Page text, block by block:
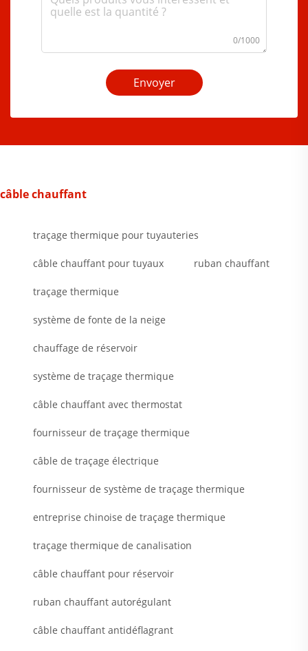
0/1000
Envoyer
câble chauffant
traçage thermique pour tuyauteries
câble chauffant pour tuyaux ruban chauffant
traçage thermique
système de fonte de la neige
chauffage de réservoir
système de traçage thermique
câble chauffant avec thermostat
fournisseur de traçage thermique
câble de traçage électrique
fournisseur de système de traçage thermique
entreprise chinoise de traçage thermique
traçage thermique de canalisation
câble chauffant pour réservoir
ruban chauffant autorégulant
câble chauffant antidéflagrant